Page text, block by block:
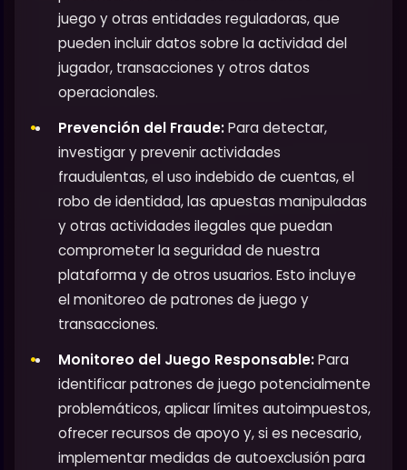
juego y otras entidades reguladoras, que
pueden incluir datos sobre la actividad del
jugador, transacciones y otros datos
operacionales.
Prevención del Fraude:Para detectar,
investigar y prevenir actividades
fraudulentas, el uso indebido de cuentas, el
robo de identidad, las apuestas manipuladas
y otras actividades ilegales que puedan
comprometer la seguridad de nuestra
plataforma y de otros usuarios. Esto incluye
el monitoreo de patrones de juego y
transacciones.
Monitoreo del Juego Responsable:Para
identificar patrones de juego potencialmente
problemáticos, aplicar límites autoimpuestos,
ofrecer recursos de apoyo y, si es necesario,
implementar medidas de autoexclusión para